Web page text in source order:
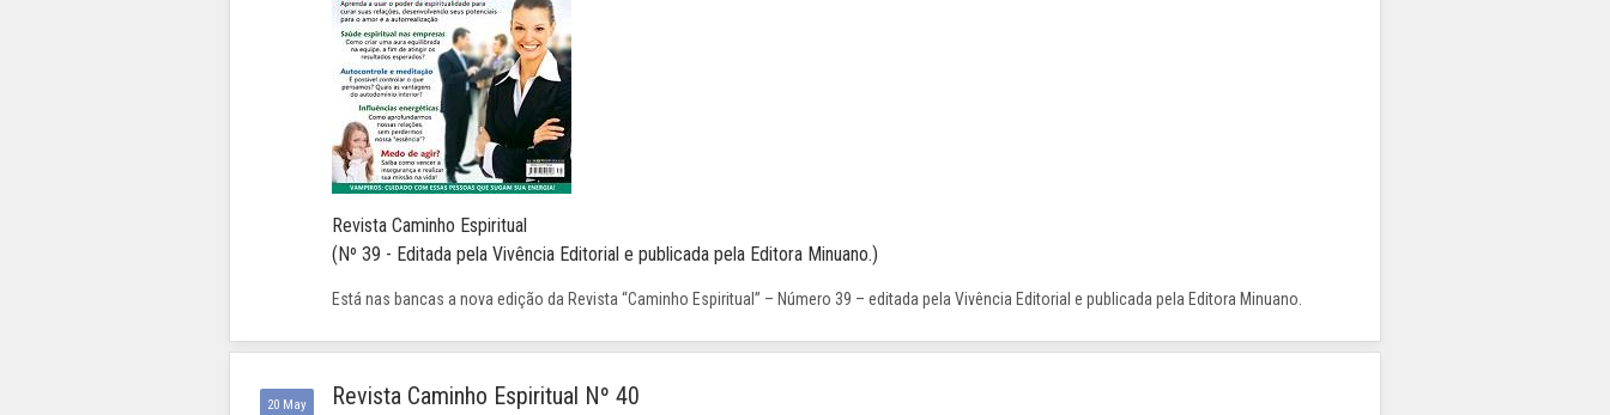
Revista Caminho Espiritual
(Nº 39 - Editada pela Vivência Editorial e publicada pela Editora Minuano.)
Está nas bancas a nova edição da Revista “Caminho Espiritual” – Número 39 – editada pela Vivência Editorial e publicada pela Editora Minuano.
20 May Revista Caminho Espiritual Nº 40